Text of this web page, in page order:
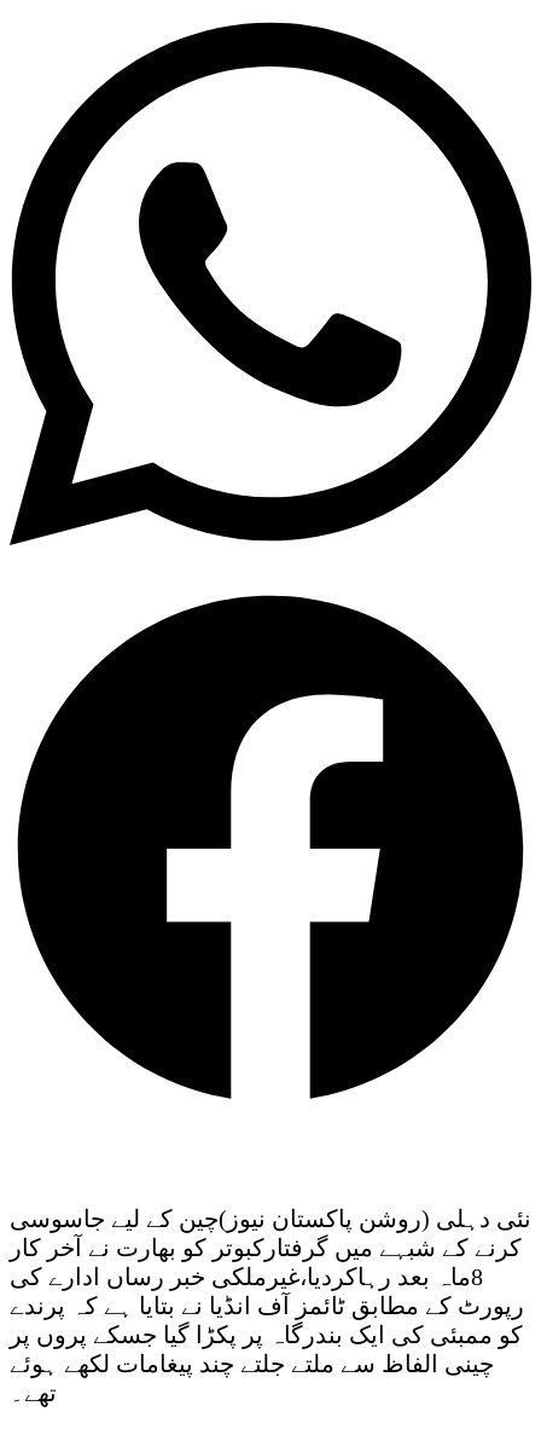
نئی دہلی (روشن پاکستان نیوز)چین کے لیے جاسوسی
کرنے کے شبہے میں گرفتارکبوتر کو بھارت نے آخر کار
8ماہ بعد رہاکردیا،غیرملکی خبر رساں ادارے کی
رپورٹ کے مطابق ٹائمز آف انڈیا نے بتایا ہے کہ پرندے
کو ممبئی کی ایک بندرگاہ پر پکڑا گیا جسکے پروں پر
چینی الفاظ سے ملتے جلتے چند پیغامات لکھے ہوئے
تھے۔